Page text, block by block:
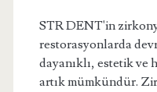
STR DENT'in
restorasyonlarda
dayanıklı, estetik ve
artık mümkündür.